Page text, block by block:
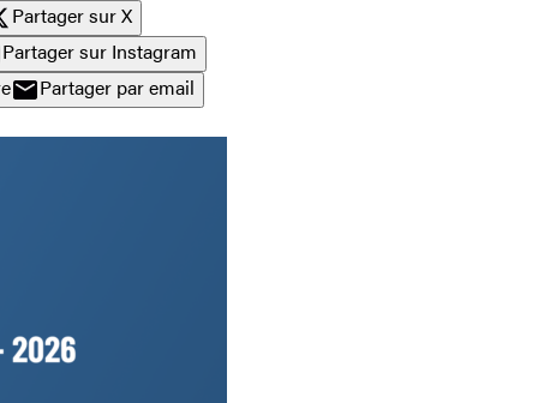
Partager sur X
Partager sur Instagram
Partager par email